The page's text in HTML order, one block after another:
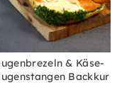
& Käse-
Backkurs